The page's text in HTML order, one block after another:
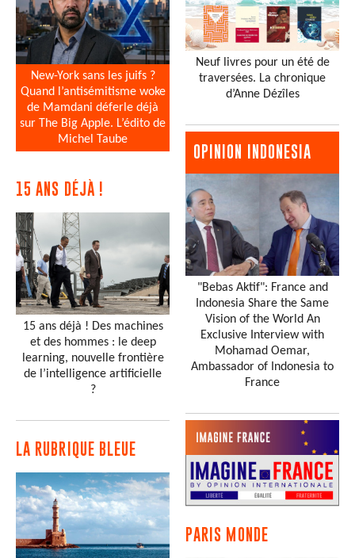
New-York sans les juifs ?
Quand l’antisémitisme woke
de Mamdani déferle déjà
sur The Big Apple. L’édito de
Michel Taube
15 ANS DÉJÀ !
15 ans déjà ! Des machines
et des hommes : le deep
learning, nouvelle frontière
de l’intelligence artificielle
?
LA RUBRIQUE BLEUE
Neuf livres pour un été de
traversées. La chronique
d’Anne Dézîles
OPINION INDONESIA
"Bebas Aktif": France and
Indonesia Share the Same
Vision of the World An
Exclusive Interview with
Mohamad Oemar,
Ambassador of Indonesia to
France
PARIS MONDE